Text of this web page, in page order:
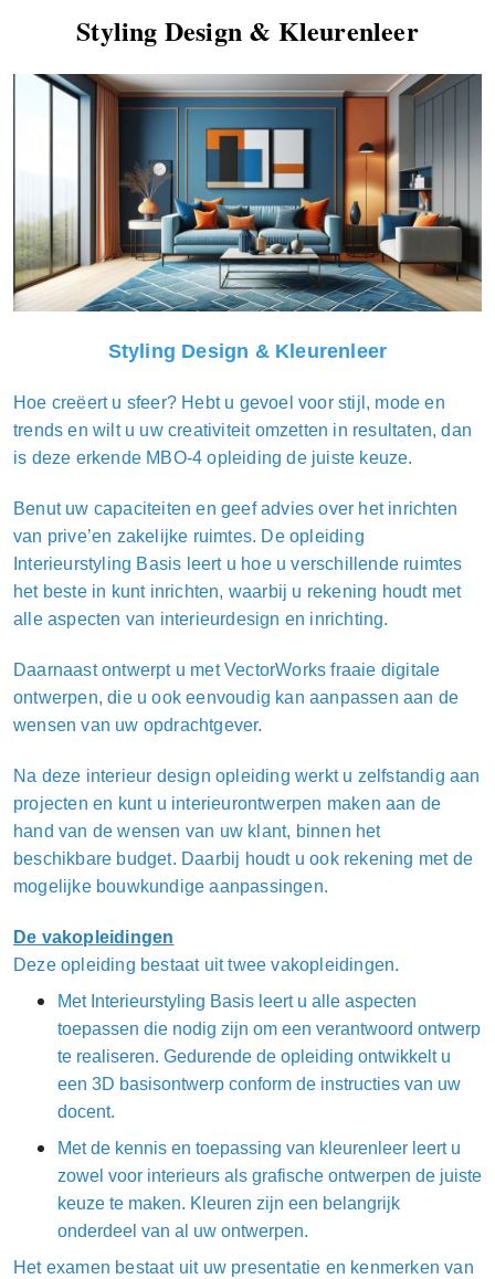
Styling Design & Kleurenleer
Styling Design & Kleurenleer
Hoe creëert u sfeer? Hebt u gevoel voor stijl, mode en
trends en wilt u uw creativiteit omzetten in resultaten, dan
is deze erkende MBO-4 opleiding de juiste keuze.
Benut uw capaciteiten en geef advies over het inrichten
van prive’en zakelijke ruimtes. De opleiding
Interieurstyling Basis leert u hoe u verschillende ruimtes
het beste in kunt inrichten, waarbij u rekening houdt met
alle aspecten van interieurdesign en inrichting.
Daarnaast ontwerpt u met VectorWorks fraaie digitale
ontwerpen, die u ook eenvoudig kan aanpassen aan de
wensen van uw opdrachtgever.
Na deze interieur design opleiding werkt u zelfstandig aan
projecten en kunt u interieurontwerpen maken aan de
hand van de wensen van uw klant, binnen het
beschikbare budget. Daarbij houdt u ook rekening met de
mogelijke bouwkundige aanpassingen.
De vakopleidingen
Deze opleiding bestaat uit twee vakopleidingen.
Met Interieurstyling Basis leert u alle aspecten
toepassen die nodig zijn om een verantwoord ontwerp
te realiseren. Gedurende de opleiding ontwikkelt u
een 3D basisontwerp conform de instructies van uw
docent.
Met de kennis en toepassing van kleurenleer leert u
zowel voor interieurs als grafische ontwerpen de juiste
keuze te maken. Kleuren zijn een belangrijk
onderdeel van al uw ontwerpen.
Het examen bestaat uit uw presentatie en kenmerken van